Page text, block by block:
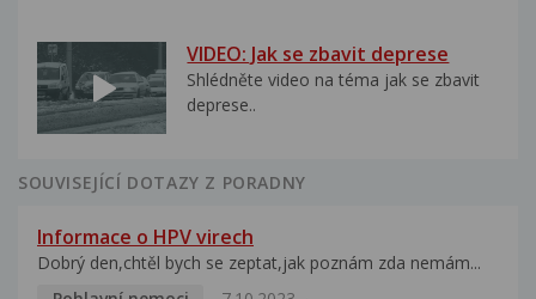
VIDEO: Jak se zbavit deprese
Shlédněte video na téma jak se zbavit
deprese..
SOUVISEJÍCÍ DOTAZY Z PORADNY
Informace o HPV virech
Dobrý den,chtěl bych se zeptat,jak poznám zda nemám...